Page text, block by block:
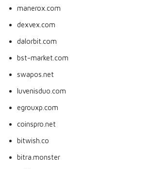
manerox.com
dexvex.com
dalorbit.com
bst-market.com
swapos.net
luvenisduo.com
egrouxp.com
coinspro.net
bitwish.co
bitra.monster